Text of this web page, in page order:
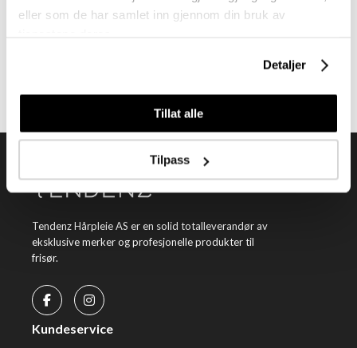
eller som de har samlet inn gjennom din bruk av
Detaljer
Tillat alle
Tilpass
Meld deg på vårt nyhetsbrev
Tendenz Hårpleie AS er en solid totalleverandør av
eksklusive merker og profesjonelle produkter til
frisør.
Kundeservice